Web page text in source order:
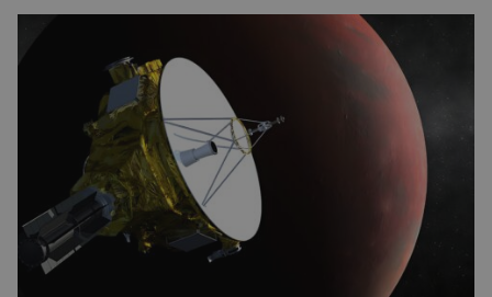
generování obrázků nebo automatizaci práce,
bezpečnostní experti upozorňují na mnohem
méně nápadné riziko. Podle některých
odborníků by už během příštích dvou let mohly
pokročilé systémy AI výrazně usnadnit
kybernetické útoky […]